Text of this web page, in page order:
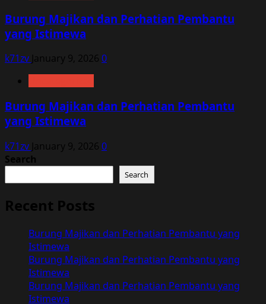
Burung Majikan dan Perhatian Pembantu
yang Istimewa
k71zv January 9, 2026 0
Burung Majikan dan Perhatian Pembantu
yang Istimewa
k71zv January 9, 2026 0
Search
Search
Recent Posts
Burung Majikan dan Perhatian Pembantu yang
Istimewa
Burung Majikan dan Perhatian Pembantu yang
Istimewa
Burung Majikan dan Perhatian Pembantu yang
Istimewa